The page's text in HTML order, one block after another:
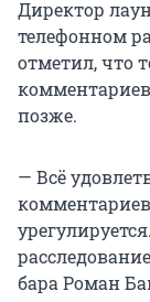
Директор
телефонном
отметил, что
позже.
— Всё
бара Роман